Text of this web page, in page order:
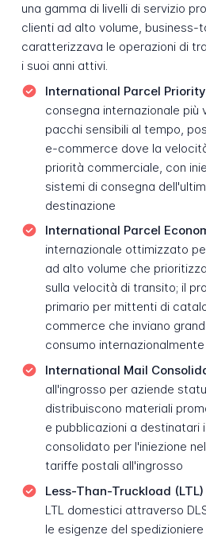
una gamma di livelli di servizio
clienti ad alto volume, business-
caratterizzava le operazioni di
i suoi anni attivi.
International Parcel
consegna internazionale più
pacchi sensibili al tempo,
e-commerce dove la
priorità commerciale, con
sistemi di consegna
destinazione
International Parcel
internazionale ottimizzato
ad alto volume che
sulla velocità di transito; il
primario per mittenti di
commerce che inviano
consumo internazionalmente
International Mail
all'ingrosso per aziende
distribuiscono materiali
e pubblicazioni a destinatari
consolidato per l'iniezione
tariffe postali all'ingrosso
Less-Than-Truckload
LTL domestici attraverso
le esigenze del